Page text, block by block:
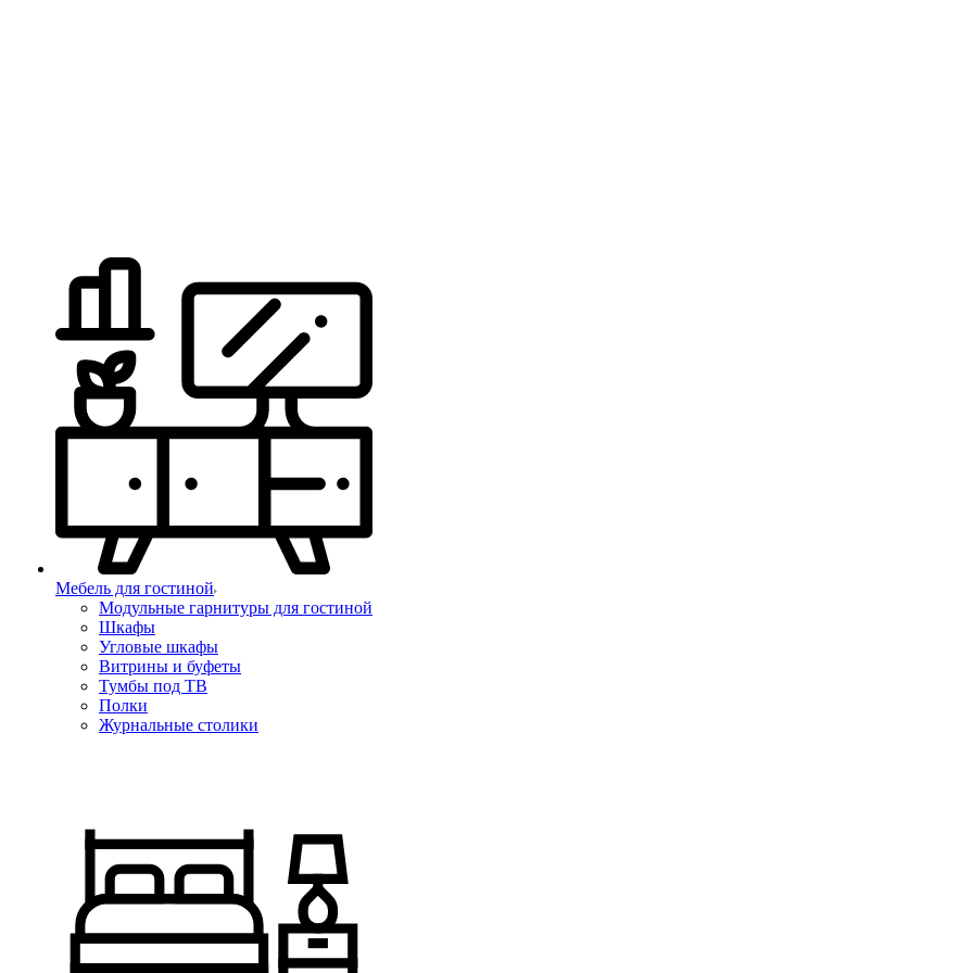
Мебель для гостиной
Модульные гарнитуры для гостиной
Шкафы
Угловые шкафы
Витрины и буфеты
Тумбы под ТВ
Полки
Журнальные столики